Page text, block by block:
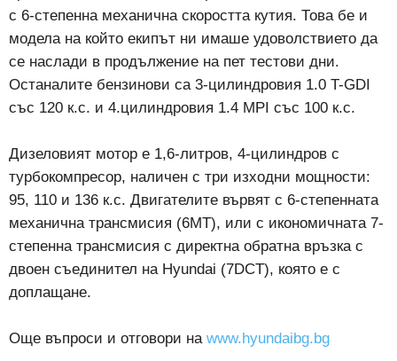
с 6-степенна механична скоростта кутия. Това бе и
модела на който екипът ни имаше удоволствието да
се наслади в продължение на пет тестови дни.
Останалите бензинови са 3-цилиндровия 1.0 T-GDI
със 120 к.с. и 4.цилиндровия 1.4 MPI със 100 к.с.
Дизеловият мотор е 1,6-литров, 4-цилиндров с
турбокомпресор, наличен с три изходни мощности:
95, 110 и 136 к.с. Двигателите вървят с 6-степенната
механична трансмисия (6MT), или с икономичната 7-
степенна трансмисия с директна обратна връзка с
двоен съединител на Hyundai (7DCT), която е с
доплащане.
Още въпроси и отговори на www.hyundaibg.bg